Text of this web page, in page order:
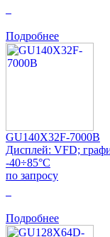
Подробнее
GU140X32F-7000B
Дисплей: VFD;
-40÷85°C
по запросу
Подробнее